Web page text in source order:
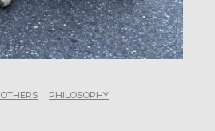
OTHERS PHILOSOPHY